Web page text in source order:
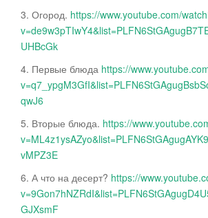
3. Огород. https://www.youtube.com/
UHBcGk
4. Первые блюда https://
qwJ6
5. Вторые блюда. https://
vMPZ3E
6. А что на десерт? https://
GJXsmF